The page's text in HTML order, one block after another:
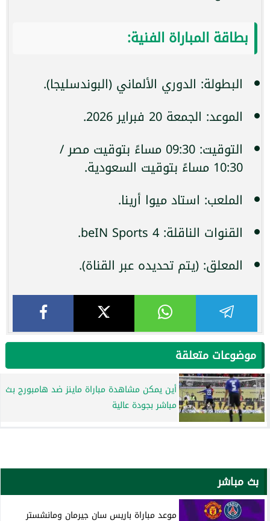
بطاقة المباراة الفنية:
البطولة: الدوري الألماني (البوندسليجا).
الموعد: الجمعة 20 فبراير 2026.
التوقيت: 09:30 مساءً بتوقيت مصر /
10:30 مساءً بتوقيت السعودية.
الملعب: استاد ميوا أرينا.
القنوات الناقلة: beIN Sports 4.
المعلق: (يتم تحديده عبر القناة).
موضوعات متعلقة
أين يمكن مشاهدة مباراة ماينز ضد هامبورج بث
مباشر بجودة عالية
بث مباشر
موعد مباراة باريس سان جيرمان ومانشستر